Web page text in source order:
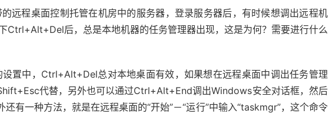
远程桌面控制托管在机房中的服务器，登录服务器后，有时候想调出远程机
Ctrl+Alt+Del后，总是本地机器的任务管理器出现，这是为何？需要进行什么
置中，Ctrl+Alt+Del总对本地桌面有效，如果想在远程桌面中调出任务管理
代替，另外也可以通过Ctrl+Alt+End调出Windows安全对话框，然后
还有一种方法，就是在远程桌面的“开始”－“运行”中输入“taskmgr”，这个命令